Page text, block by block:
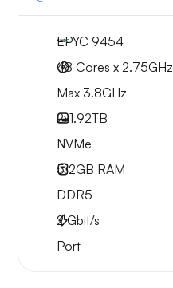
EPYC 9454
48 Cores x 2.75GHz
Max 3.8GHz
2x1.92TB
NVMe
512GB RAM
DDR5
2Gbit/s
Port